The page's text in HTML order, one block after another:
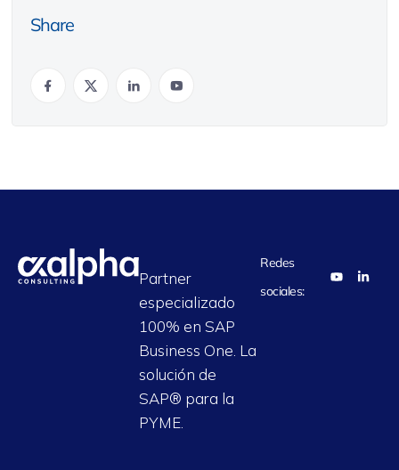
Share
Partner
especializado
100% en SAP
Business One. La
solución de
SAP® para la
PYME.
Redes
sociales: